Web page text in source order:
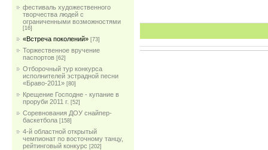
фестиваль художественного
творчества людей с
ограниченными возможностями
[16]
«Встреча поколений» [73]
Торжественное вручение
паспортов [62]
Отборочный тур конкурса
исполнителей эстрадной песни
«Браво-2011» [80]
Крещение Господне - купание в
проруби 2011 г. [52]
Соревнования ДОУ снайпер-
баскетбола [158]
4-й областной открытый
чемпионат по восточному танцу,
рейтинговый конкурс [202]